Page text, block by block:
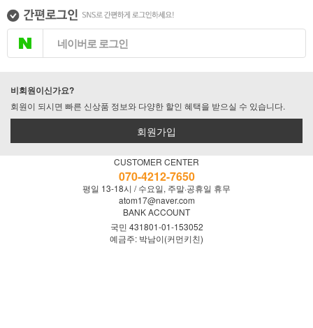
네이버로 로그인
비회원이신가요?
회원이 되시면 빠른 신상품 정보와 다양한 할인 혜택을 받으실 수 있습니다.
회원가입
CUSTOMER CENTER
070-4212-7650
평일 13-18시 / 수요일, 주말·공휴일 휴무
atom17@naver.com
BANK ACCOUNT
국민 431801-01-153052
예금주: 박남이(커먼키친)